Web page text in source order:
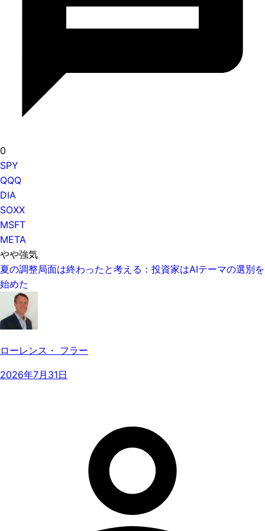
0
SPY
QQQ
DIA
SOXX
MSFT
META
やや強気
夏の調整局面は終わったと考える：投資家はAIテーマの選別を
始めた
ローレンス・ フラー
2026年7月31日